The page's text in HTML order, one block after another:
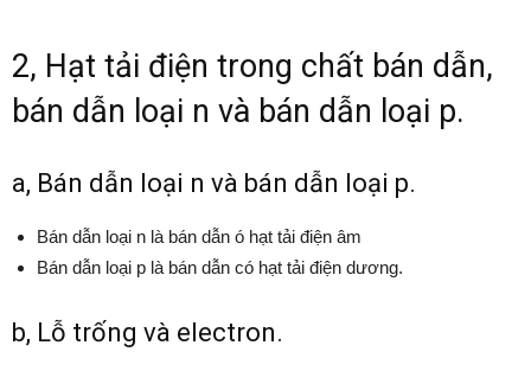
2, Hạt tải điện trong chất bán dẫn,
bán dẫn loại n và bán dẫn loại p.
a, Bán dẫn loại n và bán dẫn loại p.
Bán dẫn loại n là bán dẫn ó hạt tải điện âm
Bán dẫn loại p là bán dẫn có hạt tải điện dương.
b, Lỗ trống và electron.